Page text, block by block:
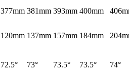
377mm 381mm 393mm 400mm
120mm 137mm 157mm 184mm
72.5° 73° 73.5° 73.5° 74°